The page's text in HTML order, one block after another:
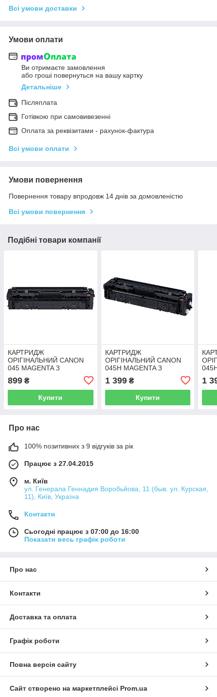
Всі умови доставки
Умови оплати
Ви отримаєте замовлення
або гроші повернуться на вашу картку
Детальніше
Післяплата
Готівкою при самовивезенні
Оплата за реквізитами - рахунок-фактура
Всі умови оплати
Умови повернення
Повернення товару впродовж 14 днів за домовленістю
Всі умови повернення
Подібні товари компанії
КАРТРИДЖ
ОРІГІНАЛЬНИЙ CANON
045 MAGENTA З
899 ₴
Купити
КАРТРИДЖ
ОРІГІНАЛЬНИЙ CANON
045H MAGENTA З
1 399₴
Купити
1
Про нас
100% позитивних з 9 відгуків за рік
Працює з 27.04.2015
м. Київ
ул. Генерала Геннадия Воробьйова, 11 (быв. ул. Курская,
11), Київ, Україна
Контакти
Сьогодні працює з 07:00 до 16:00
Показати весь графік роботи
Про нас
Контакти
Доставка та оплата
Графік роботи
Повна версія сайту
Сайт створено на маркетплейсі Prom.ua